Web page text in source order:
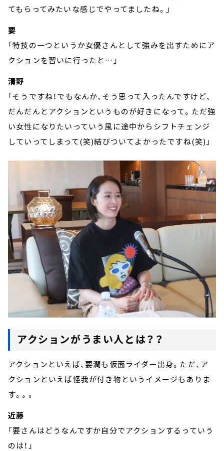
てもらってみたいな感じでやってましたね。」
要
「特技の一つというか女優さんとして強みを出すためにア
クションを習いに行ったと…」
清野
「そうですね！でもなんか、そう思って入ったんですけど、
だんだんとアクションというものが好きになって。ただ強
い女性になりたいっていう風に途中からシフトチェンジ
していってしまって(笑)結びついてよかったですね(笑)」
アクションがうまい人とは？？
アクションといえば、要潤も仮面ライダー出身。ただ、ア
クションといえば怪我が付き物というイメージもありま
す。。。
近藤
「要さんはどうなんですか自分でアクションするっていう
のは！」